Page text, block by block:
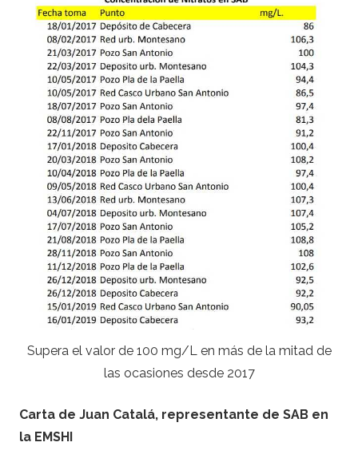
Supera el valor de 100 mg/L en más de la mitad de
las ocasiones desde 2017
Carta de Juan Catalá, representante de SAB en
la EMSHI